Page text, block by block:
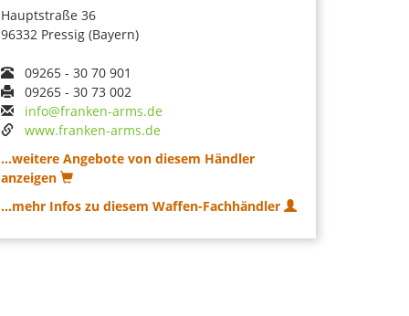
Hauptstraße 36
96332 Pressig (Bayern)
09265 - 30 70 901
09265 - 30 73 002
info@franken-arms.de
www.franken-arms.de
...weitere Angebote von diesem Händler
anzeigen
...mehr Infos zu diesem Waffen-Fachhändler